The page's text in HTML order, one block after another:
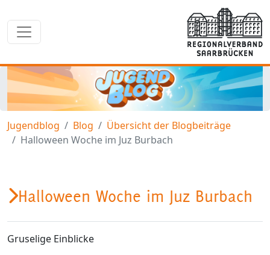
Jugendblog Blog
Übersicht der Blogbeiträge
Halloween Woche im Juz Burbach
Halloween Woche im Juz Burbach
Gruselige Einblicke